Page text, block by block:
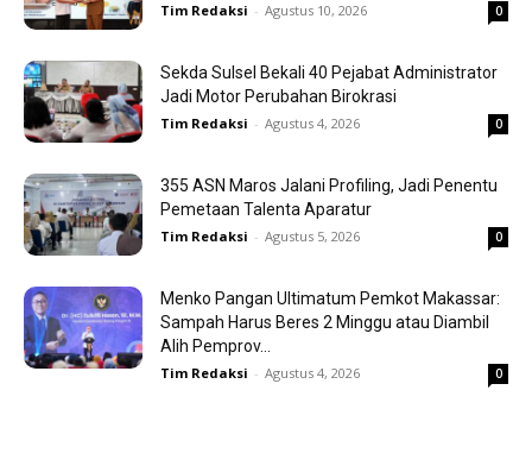
Tim Redaksi - Agustus 10, 2026 0
Sekda Sulsel Bekali 40 Pejabat Administrator
Jadi Motor Perubahan Birokrasi
Tim Redaksi - Agustus 4, 2026 0
355 ASN Maros Jalani Profiling, Jadi Penentu
Pemetaan Talenta Aparatur
Tim Redaksi - Agustus 5, 2026 0
Menko Pangan Ultimatum Pemkot Makassar:
Sampah Harus Beres 2 Minggu atau Diambil
Alih Pemprov...
Tim Redaksi - Agustus 4, 2026 0